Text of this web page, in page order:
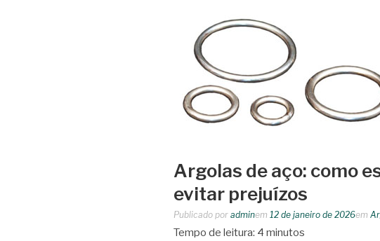
Argolas de aço: como
evitar prejuízos
Publicado por adminem 12 de janeiro de 2026em
Tempo de leitura: 4 minutos